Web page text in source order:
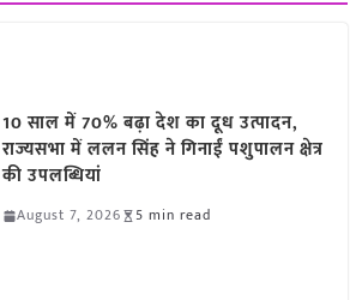
10 साल में 70% बढ़ा देश का दूध उत्पादन,
राज्यसभा में ललन सिंह ने गिनाईं पशुपालन क्षेत्र
की उपलब्धियां
August 7, 2026 5 min read